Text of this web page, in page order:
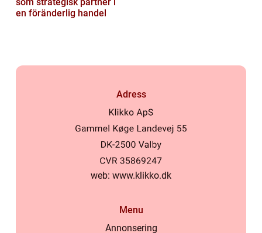
en föränderlig handel
Adress
web: www.klikko.dk
Menu
Annonsering